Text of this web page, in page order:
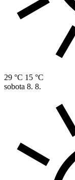
29 °C 15 °C
sobota 8. 8.